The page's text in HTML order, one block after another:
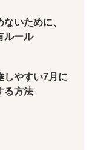
いために、
ルール
しやすい7月に
る方法